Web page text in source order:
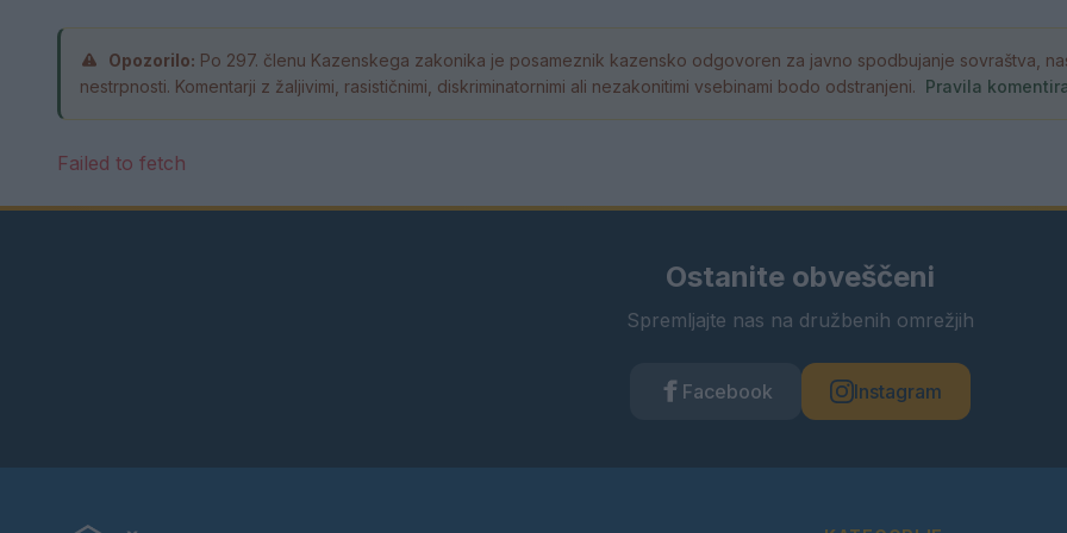
Opozorilo: Po 297. členu Kazenskega zakonika je posameznik kazensko odgovoren za javno spodbujanje sovraštva,
nestrpnosti. Komentarji z žaljivimi, rasističnimi, diskriminatornimi ali nezakonitimi vsebinami bodo odstranjeni. Pravila
Failed to fetch
Ostanite obveščeni
Spremljajte nas na družbenih omrežjih
Facebook Instagram